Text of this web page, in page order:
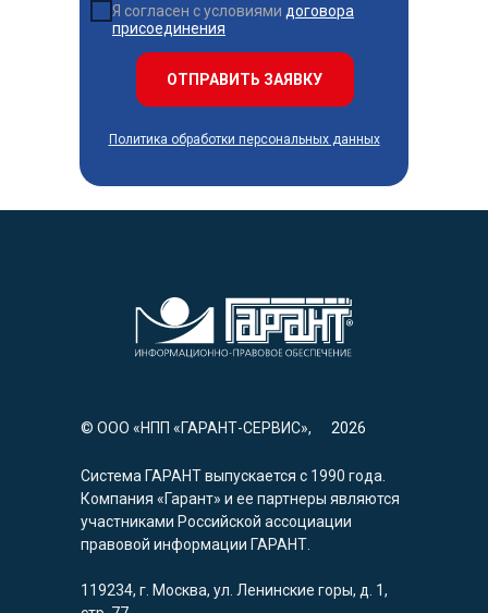
Я согласен с условиями договора
присоединения
ОТПРАВИТЬ ЗАЯВКУ
Политика обработки персональных данных
© ООО «НПП «ГАРАНТ-СЕРВИС»,
Система ГАРАНТ выпускается с 1990 года.
Компания «Гарант» и ее партнеры являются
участниками Российской ассоциации
правовой информации ГАРАНТ.
119234, г. Москва, ул. Ленинские горы, д. 1,
2026